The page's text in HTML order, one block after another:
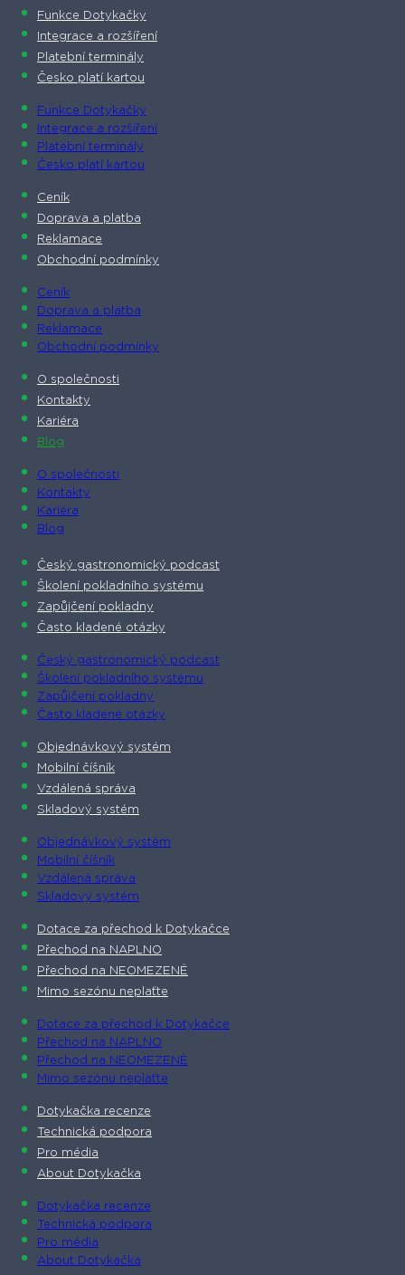
Funkce Dotykačky
Integrace a rozšíření
Platební terminály
Česko platí kartou
Funkce Dotykačky
Integrace a rozšíření
Platební terminály
Česko platí kartou
Ceník
Doprava a platba
Reklamace
Obchodní podmínky
Ceník
Doprava a platba
Reklamace
Obchodní podmínky
O společnosti​
Kontakty
Kariéra
Blog
O společnosti​
Kontakty
Kariéra
Blog
Český gastronomický podcast​
Školení pokladního systému
Zapůjčení pokladny
Často kladené otázky
Český gastronomický podcast​
Školení pokladního systému
Zapůjčení pokladny
Často kladené otázky
Objednávkový systém
Mobilní číšník
Vzdálená správa
Skladový systém
Objednávkový systém
Mobilní číšník
Vzdálená správa
Skladový systém
Dotace za přechod k Dotykačce
Přechod na NAPLNO
Přechod na NEOMEZENĚ
Mimo sezónu neplaťte
Dotace za přechod k Dotykačce
Přechod na NAPLNO
Přechod na NEOMEZENĚ
Mimo sezónu neplaťte
Dotykačka recenze
Technická podpora
Pro média
About Dotykačka
Dotykačka recenze
Technická podpora
Pro média
About Dotykačka